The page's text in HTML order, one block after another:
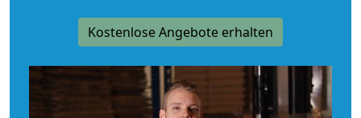
Kostenlose Angebote erhalten